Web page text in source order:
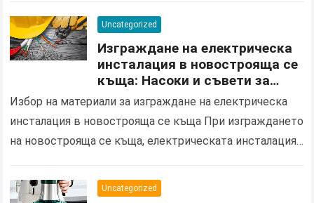
Uncategorized
Изграждане на електрическа
инсталация в новострояща се
къща: Насоки и съвети за
избор на правилните
материали и процес на
инсталация
Избор на материали за изграждане на електрическа
инсталация в новострояща се къща При изграждането
на новострояща се къща, електрическата инсталация
основно електрозахранване,…
Uncategorized